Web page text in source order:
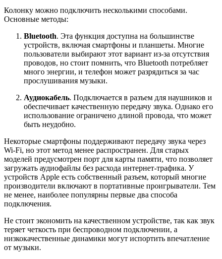
Колонку можно подключить несколькими способами.
Основные методы:
Bluetooth. Эта функция доступна на большинстве
устройств, включая смартфоны и планшеты. Многие
пользователи выбирают этот вариант из-за отсутствия
проводов, но стоит помнить, что Bluetooth потребляет
много энергии, и телефон может разрядиться за час
прослушивания музыки.
Аудиокабель. Подключается в разъем для наушников и
обеспечивает качественную передачу звука. Однако его
использование ограничено длиной провода, что может
быть неудобно.
Некоторые смартфоны поддерживают передачу звука через
Wi-Fi, но этот метод менее распространен. Для старых
моделей предусмотрен порт для карты памяти, что позволяет
загружать аудиофайлы без расхода интернет-трафика. У
устройств Apple есть собственный разъем, который многие
производители включают в портативные проигрыватели. Тем
не менее, наиболее популярны первые два способа
подключения.
Не стоит экономить на качественном устройстве, так как звук
теряет четкость при беспроводном подключении, а
низкокачественные динамики могут испортить впечатление
от музыки.